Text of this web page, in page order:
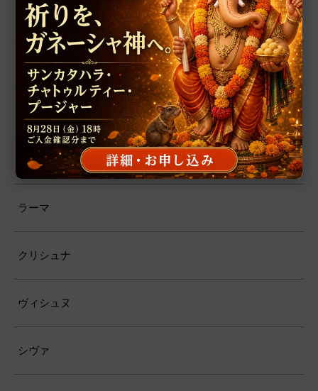
サラスヴァティー
ガーヤトリー
カーリー
ハヌマーン
ラーマ
クリシュナ
ヴィシュヌ
シヴァ